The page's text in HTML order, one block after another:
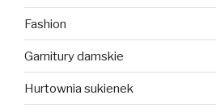
Fashion
Garnitury damskie
Hurtownia sukienek